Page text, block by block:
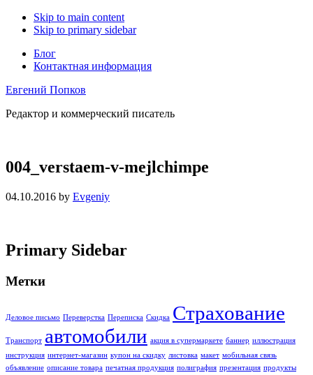
Skip to main content
Skip to primary sidebar
Блог
Контактная информация
Евгений Попков
Редактор и коммерческий писатель
004_verstaem-v-mejlchimpe
04.10.2016 by Evgeniy
Primary Sidebar
Метки
Деловое письмо Переверстка Переписка Скидка Страхование
Транспорт автомобили акция в супермаркете баннер иллюстрация
инструкция интернет-магазин купон на скидку листовка макет мобильная связь
объявление описание товара печатная продукция полиграфия презентация продукты